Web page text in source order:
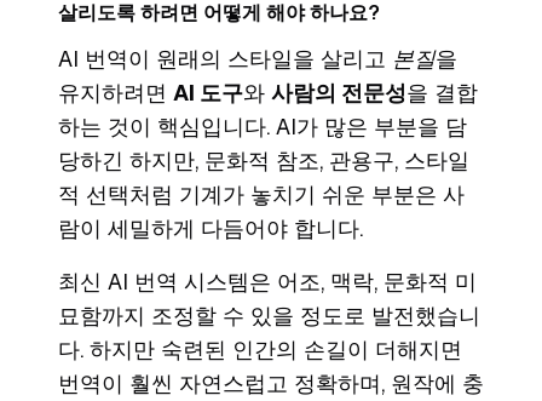
살리도록 하려면 어떻게 해야 하나요?
AI 번역이 원래의 스타일을 살리고 본질을
유지하려면 AI 도구와 사람의 전문성을 결합
하는 것이 핵심입니다. AI가 많은 부분을 담
당하긴 하지만, 문화적 참조, 관용구, 스타일
적 선택처럼 기계가 놓치기 쉬운 부분은 사
람이 세밀하게 다듬어야 합니다.
최신 AI 번역 시스템은 어조, 맥락, 문화적 미
묘함까지 조정할 수 있을 정도로 발전했습니
다. 하지만 숙련된 인간의 손길이 더해지면
번역이 훨씬 자연스럽고 정확하며, 원작에 충